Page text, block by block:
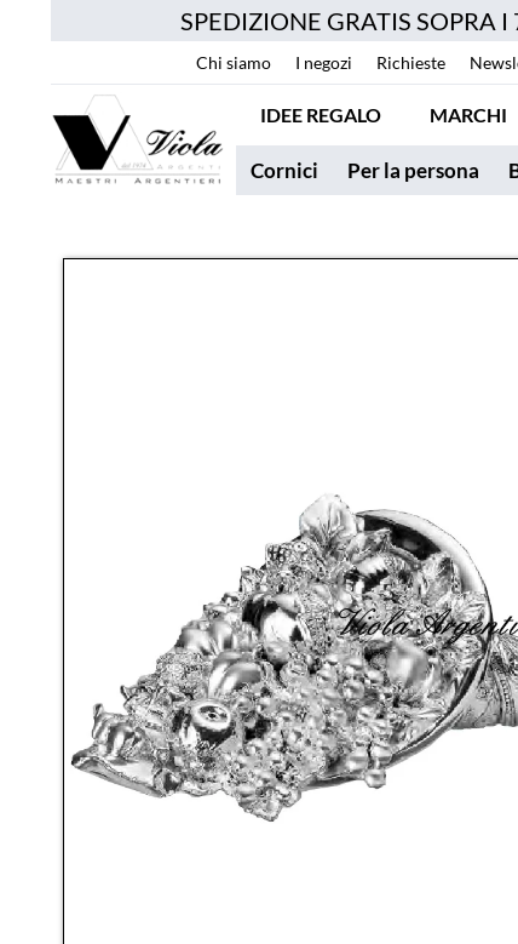
SPEDIZIONE GRATIS SOPRA
Chi siamo I negozi Richieste
IDEE REGALO MARCHI
Cornici Per la persona